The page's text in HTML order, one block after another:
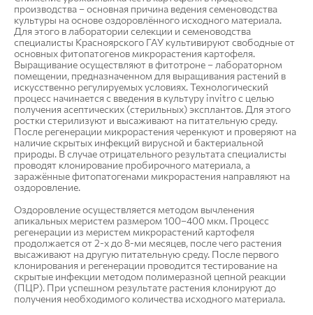
производства – основная причина ведения семеноводства
культуры на основе оздоровлённого исходного материала.
Для этого в лаборатории селекции и семеноводства
специалисты Красноярского ГАУ культивируют свободные от
основных фитопатогенов микрорастения картофеля.
Выращивание осуществляют в фитотроне – лабораторном
помещении, предназначенном для выращивания растений в
искусственно регулируемых условиях. Технологический
процесс начинается с введения в культуру invitro с целью
получения асептических (стерильных) эксплантов. Для этого
ростки стерилизуют и высаживают на питательную среду.
После регенерации микрорастения черенкуют и проверяют на
наличие скрытых инфекций вирусной и бактериальной
природы. В случае отрицательного результата специалисты
проводят клонирование пробирочного материала, а
заражённые фитопатогенами микрорастения направляют на
оздоровление.
Оздоровление осуществляется методом вычленения
апикальных меристем размером 100–400 мкм. Процесс
регенерации из меристем микрорастений картофеля
продолжается от 2-х до 8-ми месяцев, после чего растения
высаживают на другую питательную среду. После первого
клонирования и регенерации проводится тестирование на
скрытые инфекции методом полимеразной цепной реакции
(ПЦР). При успешном результате растения клонируют до
получения необходимого количества исходного материала.